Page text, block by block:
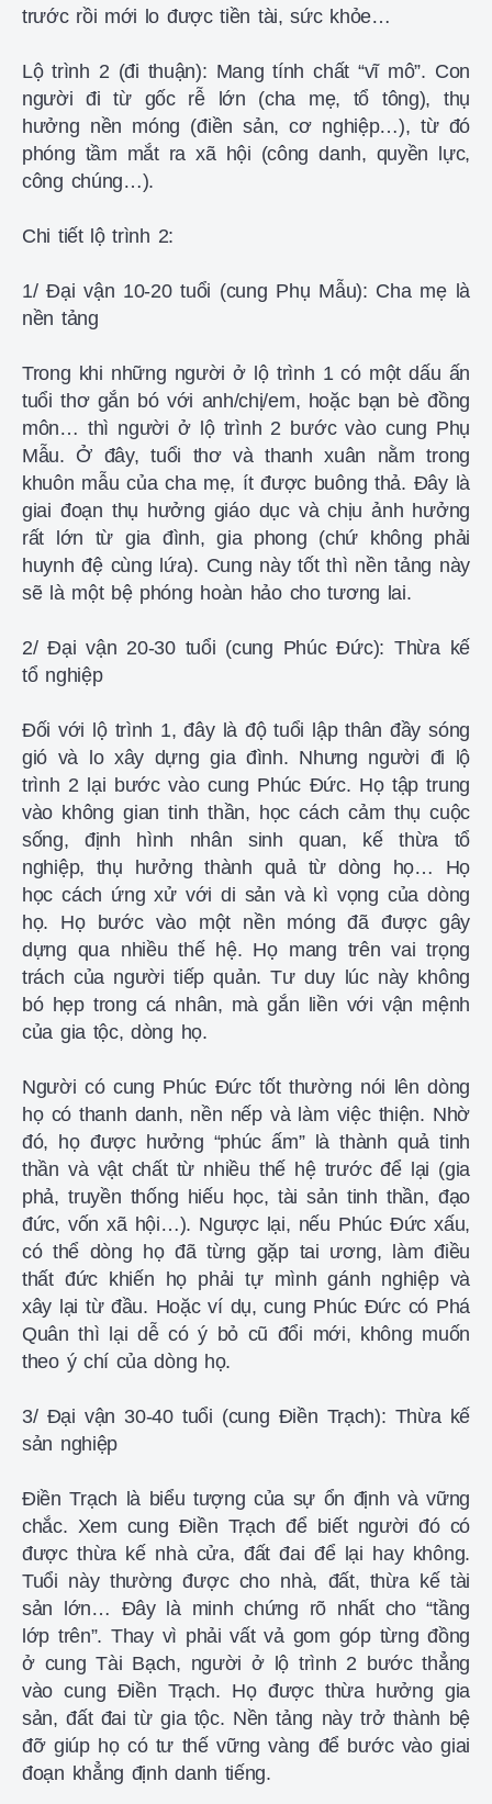
trước rồi mới lo được tiền tài, sức khỏe…
Lộ trình 2 (đi thuận): Mang tính chất “vĩ mô”. Con
người đi từ gốc rễ lớn (cha mẹ, tổ tông), thụ
hưởng nền móng (điền sản, cơ nghiệp…), từ đó
phóng tầm mắt ra xã hội (công danh, quyền lực,
công chúng…).
Chi tiết lộ trình 2:
1/ Đại vận 10-20 tuổi (cung Phụ Mẫu): Cha mẹ là
nền tảng
Trong khi những người ở lộ trình 1 có một dấu ấn
tuổi thơ gắn bó với anh/chị/em, hoặc bạn bè đồng
môn… thì người ở lộ trình 2 bước vào cung Phụ
Mẫu. Ở đây, tuổi thơ và thanh xuân nằm trong
khuôn mẫu của cha mẹ, ít được buông thả. Đây là
giai đoạn thụ hưởng giáo dục và chịu ảnh hưởng
rất lớn từ gia đình, gia phong (chứ không phải
huynh đệ cùng lứa). Cung này tốt thì nền tảng này
sẽ là một bệ phóng hoàn hảo cho tương lai.
2/ Đại vận 20-30 tuổi (cung Phúc Đức): Thừa kế
tổ nghiệp
Đối với lộ trình 1, đây là độ tuổi lập thân đầy sóng
gió và lo xây dựng gia đình. Nhưng người đi lộ
trình 2 lại bước vào cung Phúc Đức. Họ tập trung
vào không gian tinh thần, học cách cảm thụ cuộc
sống, định hình nhân sinh quan, kế thừa tổ
nghiệp, thụ hưởng thành quả từ dòng họ… Họ
học cách ứng xử với di sản và kì vọng của dòng
họ. Họ bước vào một nền móng đã được gây
dựng qua nhiều thế hệ. Họ mang trên vai trọng
trách của người tiếp quản. Tư duy lúc này không
bó hẹp trong cá nhân, mà gắn liền với vận mệnh
của gia tộc, dòng họ.
Người có cung Phúc Đức tốt thường nói lên dòng
họ có thanh danh, nền nếp và làm việc thiện. Nhờ
đó, họ được hưởng “phúc ấm” là thành quả tinh
thần và vật chất từ nhiều thế hệ trước để lại (gia
phả, truyền thống hiếu học, tài sản tinh thần, đạo
đức, vốn xã hội…). Ngược lại, nếu Phúc Đức xấu,
có thể dòng họ đã từng gặp tai ương, làm điều
thất đức khiến họ phải tự mình gánh nghiệp và
xây lại từ đầu. Hoặc ví dụ, cung Phúc Đức có Phá
Quân thì lại dễ có ý bỏ cũ đổi mới, không muốn
theo ý chí của dòng họ.
3/ Đại vận 30-40 tuổi (cung Điền Trạch): Thừa kế
sản nghiệp
Điền Trạch là biểu tượng của sự ổn định và vững
chắc. Xem cung Điền Trạch để biết người đó có
được thừa kế nhà cửa, đất đai để lại hay không.
Tuổi này thường được cho nhà, đất, thừa kế tài
sản lớn… Đây là minh chứng rõ nhất cho “tầng
lớp trên”. Thay vì phải vất vả gom góp từng đồng
ở cung Tài Bạch, người ở lộ trình 2 bước thẳng
vào cung Điền Trạch. Họ được thừa hưởng gia
sản, đất đai từ gia tộc. Nền tảng này trở thành bệ
đỡ giúp họ có tư thế vững vàng để bước vào giai
đoạn khẳng định danh tiếng.